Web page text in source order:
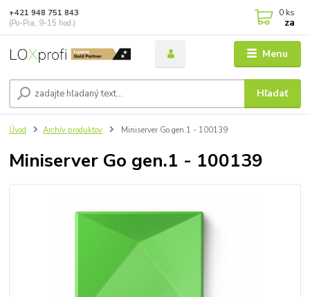
Menu
Hľadať
+421 948 751 843
(Po-Pia, 9-15 hod.)
0 ks
za
Úvod Archív produktov Miniserver Go gen.1 - 100139
Miniserver Go gen.1 - 100139